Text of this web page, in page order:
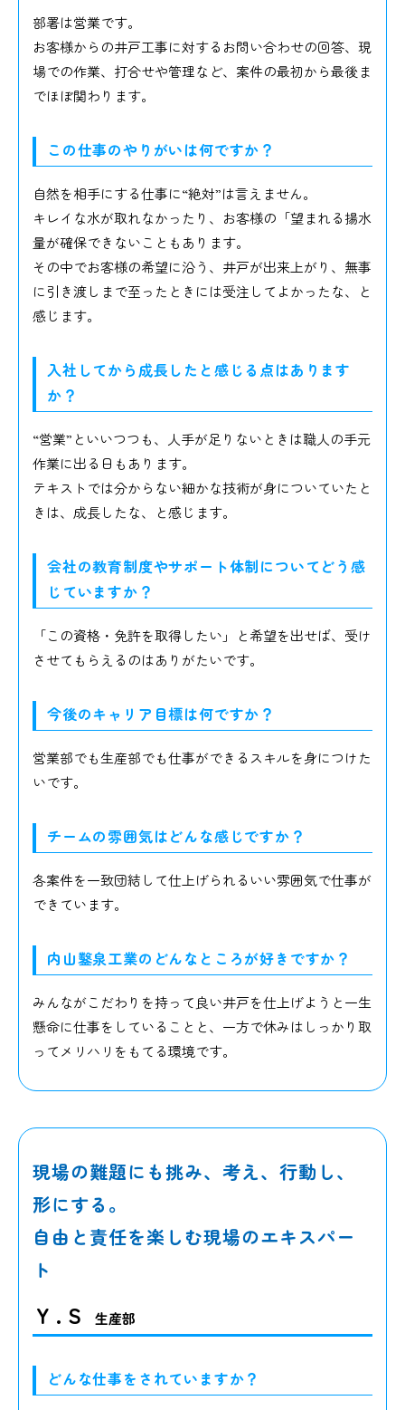
部署は営業です。
お客様からの井戸工事に対するお問い合わせの回答、現
場での作業、打合せや管理など、案件の最初から最後ま
でほぼ関わります。
この仕事のやりがいは何ですか？
自然を相手にする仕事に“絶対”は言えません。
キレイな水が取れなかったり、お客様の「望まれる揚水
量が確保できないこともあります。
その中でお客様の希望に沿う、井戸が出来上がり、無事
に引き渡しまで至ったときには受注してよかったな、と
感じます。
入社してから成長したと感じる点はあります
か？
“営業”といいつつも、人手が足りないときは職人の手元
作業に出る日もあります。
テキストでは分からない細かな技術が身についていたと
きは、成長したな、と感じます。
会社の教育制度やサポート体制についてどう感
じていますか？
「この資格・免許を取得したい」と希望を出せば、受け
させてもらえるのはありがたいです。
今後のキャリア目標は何ですか？
営業部でも生産部でも仕事ができるスキルを身につけた
いです。
チームの雰囲気はどんな感じですか？
各案件を一致団結して仕上げられるいい雰囲気で仕事が
できています。
内山鑿泉工業のどんなところが好きですか？
みんながこだわりを持って良い井戸を仕上げようと一生
懸命に仕事をしていることと、一方で休みはしっかり取
ってメリハリをもてる環境です。
現場の難題にも挑み、考え、行動し、
形にする。
自由と責任を楽しむ現場のエキスパー
ト
Y . S 生産部
どんな仕事をされていますか？